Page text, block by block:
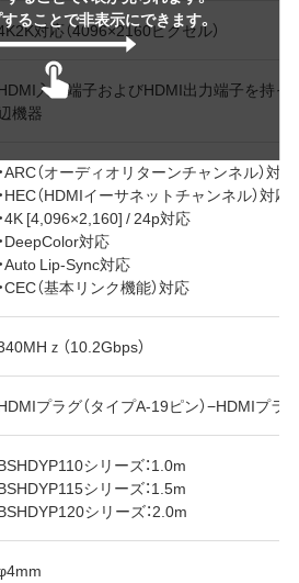
ることで非表示にできます。
対応（4096×2160ピクセル）
入力端子およびHDMI出力端子を持っ
機器
・ARC（オーディオリターンチャンネル）対応
・HEC（HDMIイーサネットチャンネル）対応
・4K [4,096×2,160] / 24p対応
・DeepColor対応
・Auto Lip-Sync対応
・CEC（基本リンク機能）対応
ｚ（10.2Gbps）
プラグ（タイプA-19ピン）−HDMIプラ
シリーズ：1.0m
シリーズ：1.5m
シリーズ：2.0m